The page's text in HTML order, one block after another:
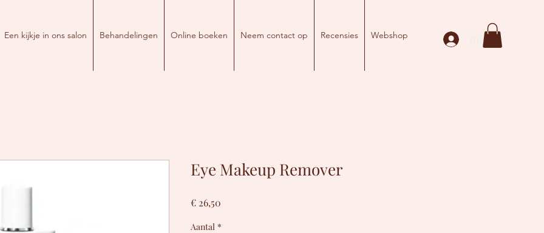
Een kijkje in ons salon Behandelingen Online boeken Neem contact op Recensies Webshop Inloggen
Eye Makeup Remover
€ 26,50
Aantal *